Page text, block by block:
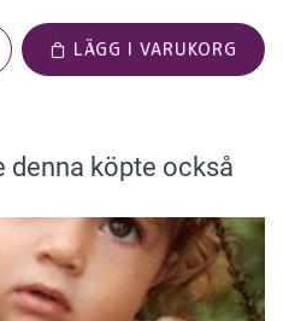
LÄGG I VARUKORG
denna köpte också